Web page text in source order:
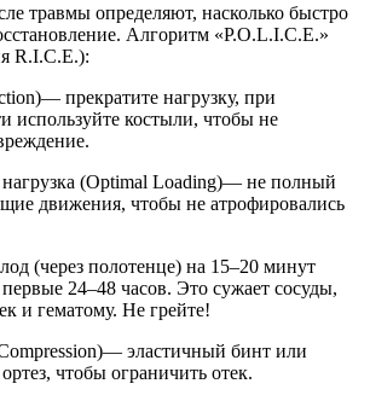
травмы определяют, насколько быстро
Алгоритм «P.O.L.I.C.E.»
R.I.C.E.):
прекратите нагрузку, при
используйте костыли, чтобы не
(Optimal Loading)— не полный
движения, чтобы не атрофировались
(через полотенце) на 15–20 минут
24–48 часов. Это сужает сосуды,
и гематому. Не грейте!
эластичный бинт или
чтобы ограничить отек.